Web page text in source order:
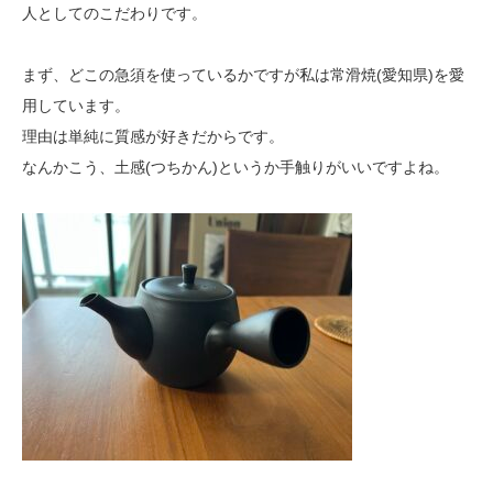
人としてのこだわりです。
まず、どこの急須を使っているかですが私は常滑焼(愛知県)を愛
用しています。
理由は単純に質感が好きだからです。
なんかこう、土感(つちかん)というか手触りがいいですよね。